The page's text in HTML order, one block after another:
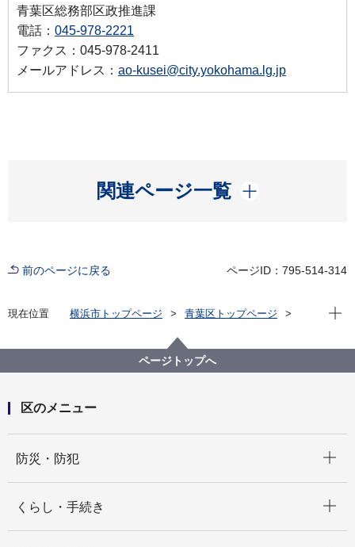
青葉区総務部区政推進課
電話： 045-978-2221
ファクス：045-978-2411
メールアドレス： ao-kusei@city.yokohama.lg.jp
関連ページ一覧
開く
前のページに戻る ページID：795-514-314
現在位置 横浜市トップページ
青葉区トップページ
桂台一丁目～二丁目
現在
ページトップへ
区のメニュー
防災・防犯
くらし・手続き